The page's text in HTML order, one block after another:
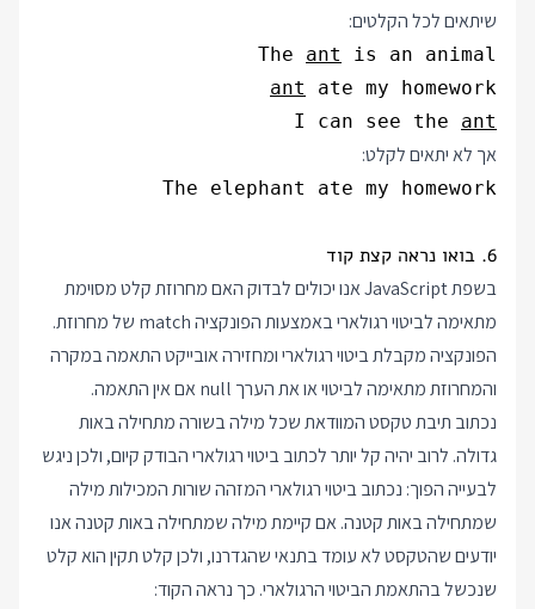
שיתאים לכל הקלטים:
The ant
is an animal
ant
I can see the ant
אך לא יתאים לקלט:
The elephant ate my homework
6. בואו נראה קצת קוד
בשפת JavaScript אנו יכולים לבדוק האם מחרוזת קלט מסוימת
מתאימה לביטוי רגולארי באמצעות הפונקציה match של מחרוזת.
הפונקציה מקבלת ביטוי רגולארי ומחזירה אובייקט התאמה במקרה
והמחרוזת מתאימה לביטוי או את הערך null אם אין התאמה.
נכתוב תיבת טקסט המוודאת שכל מילה בשורה מתחילה באות
גדולה. לרוב יהיה קל יותר לכתוב ביטוי רגולארי הבודק קיום, ולכן ניגש
לבעייה הפוך: נכתוב ביטוי רגולארי המזהה שורות המכילות מילה
שמתחילה באות קטנה. אם קיימת מילה שמתחילה באות קטנה אנו
יודעים שהטקסט לא עומד בתנאי שהגדרנו, ולכן קלט תקין הוא קלט
שנכשל בהתאמת הביטוי הרגולארי. כך נראה הקוד: